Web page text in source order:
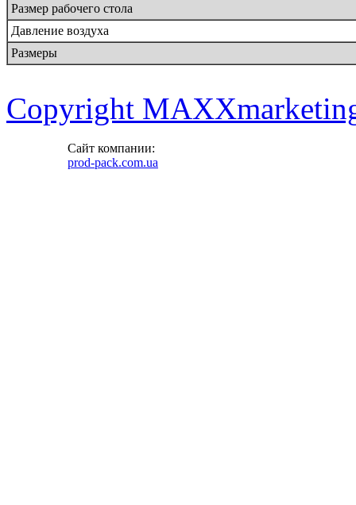
Размер рабочего стола
Давление воздуха
Размеры
Copyright
Сайт компании:
prod-pack.com.ua